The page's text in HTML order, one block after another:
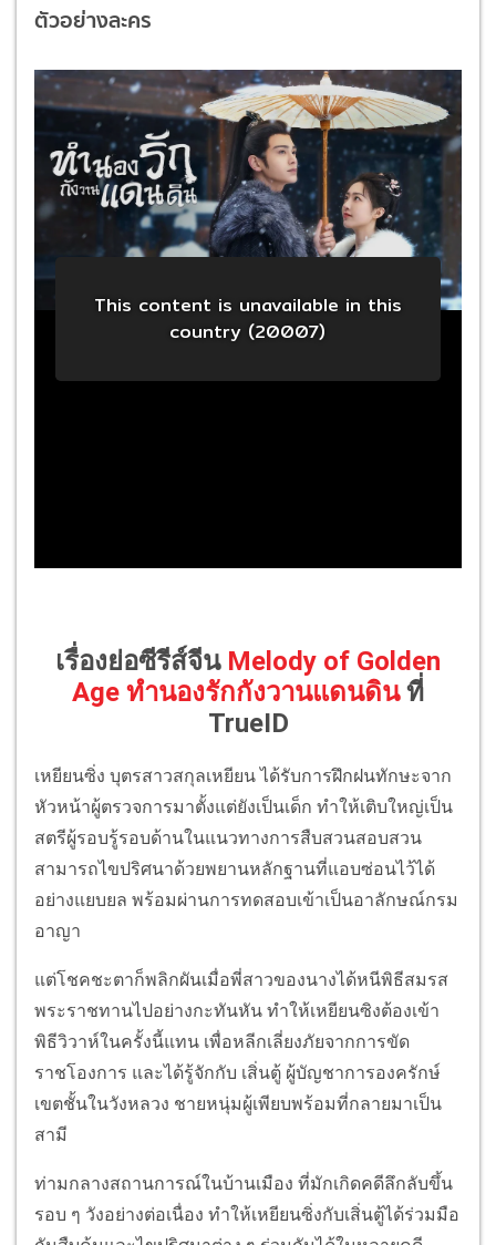
ตัวอย่างละคร
เรื่องย่อซีรีส์จีน Melody of Golden
Age ทำนองรักกังวานแดนดินที่
TrueID
เหยียนซิ่ง บุตรสาวสกุลเหยียน ได้รับการฝึกฝนทักษะจาก
หัวหน้าผู้ตรวจการมาตั้งแต่ยังเป็นเด็ก ทำให้เติบใหญ่เป็น
สตรีผู้รอบรู้รอบด้านในแนวทางการสืบสวนสอบสวน
สามารถไขปริศนาด้วยพยานหลักฐานที่แอบซ่อนไว้ได้
อย่างแยบยล พร้อมผ่านการทดสอบเข้าเป็นอาลักษณ์กรม
อาญา
แต่โชคชะตาก็พลิกผันเมื่อพี่สาวของนางได้หนีพิธีสมรส
พระราชทานไปอย่างกะทันหัน ทำให้เหยียนซิงต้องเข้า
พิธีวิวาห์ในครั้งนี้แทน เพื่อหลีกเลี่ยงภัยจากการขัด
ราชโองการ และได้รู้จักกับ เสิ่นตู้ ผู้บัญชาการองครักษ์
เขตชั้นในวังหลวง ชายหนุ่มผู้เพียบพร้อมที่กลายมาเป็น
สามี
ท่ามกลางสถานการณ์ในบ้านเมือง ที่มักเกิดคดีลึกลับขึ้น
รอบ ๆ วังอย่างต่อเนื่อง ทำให้เหยียนซิ่งกับเสิ่นตู้ได้ร่วมมือ